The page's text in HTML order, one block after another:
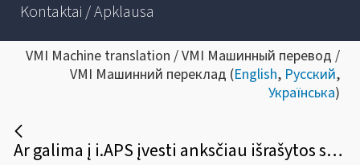
Kontaktai / Apklausa
VMI Machine translation / VMI Машинный перевод /
VMI Машинний переклад (English, Русский,
Українська)
Ar galima į i.APS įvesti anksčiau išrašytos sąskaitos faktūros duomenis?